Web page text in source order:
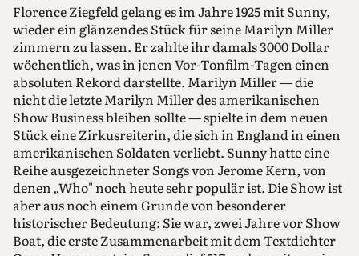
Florence Ziegfeld gelang es im Jahre 1925 mit Sunny,
wieder ein glänzendes Stück für seine Marilyn Miller
zimmern zu lassen. Er zahlte ihr damals 3000 Dollar
wöchentlich, was in jenen Vor-Tonfilm-Tagen einen
absoluten Rekord darstellte. Marilyn Miller — die
nicht die letzte Marilyn Miller des amerikanischen
Show Business bleiben sollte — spielte in dem neuen
Stück eine Zirkusreiterin, die sich in England in einen
amerikanischen Soldaten verliebt. Sunny hatte eine
Reihe ausgezeichneter Songs von Jerome Kern, von
denen „Who" noch heute sehr populär ist. Die Show ist
aber aus noch einem Grunde von besonderer
historischer Bedeutung: Sie war, zwei Jahre vor Show
Boat, die erste Zusammenarbeit mit dem Textdichter